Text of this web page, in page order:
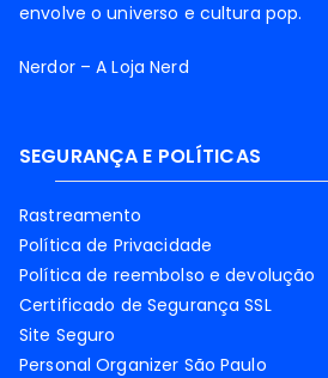
envolve o universo e cultura pop.
Nerdor – A Loja Nerd
SEGURANÇA E POLÍTICAS
Rastreamento
Política de Privacidade
Política de reembolso e devolução
Certificado de Segurança SSL
Site Seguro
Personal Organizer São Paulo